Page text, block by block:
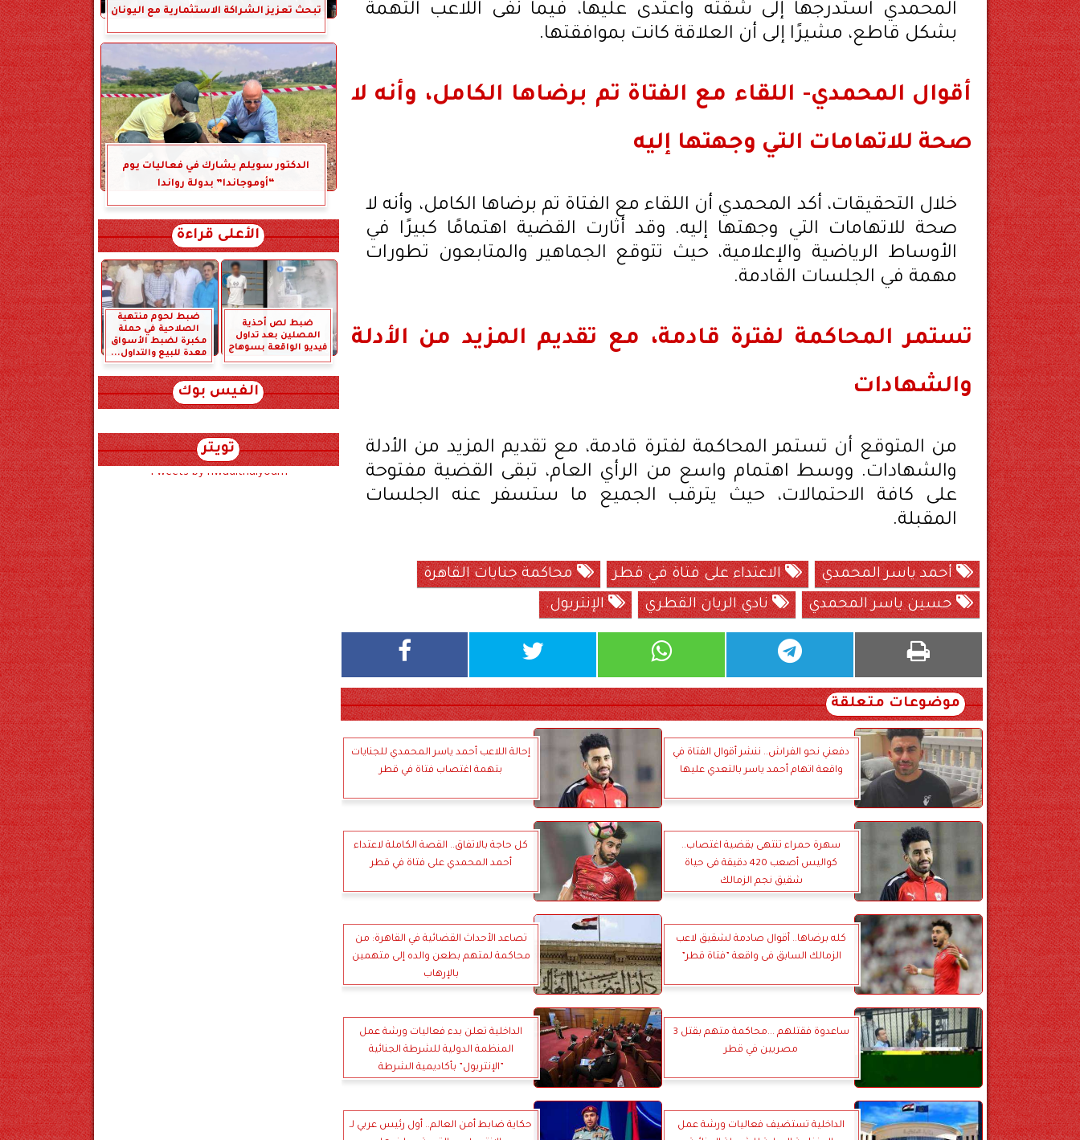
المحمدي استدرجها إلى شقته واعتدى عليها، فيما نفى اللاعب التهمة
بشكل قاطع، مشيرًا إلى أن العلاقة كانت بموافقتها.
أقوال المحمدي- اللقاء مع الفتاة تم برضاها الكامل، وأنه لا
صحة للاتهامات التي وجهتها إليه
خلال التحقيقات، أكد المحمدي أن اللقاء مع الفتاة تم برضاها الكامل، وأنه لا
صحة للاتهامات التي وجهتها إليه. وقد أثارت القضية اهتمامًا كبيرًا في
الأوساط الرياضية والإعلامية، حيث تتوقع الجماهير والمتابعون تطورات
مهمة في الجلسات القادمة.
تستمر المحاكمة لفترة قادمة، مع تقديم المزيد من الأدلة
والشهادات
من المتوقع أن تستمر المحاكمة لفترة قادمة، مع تقديم المزيد من الأدلة
والشهادات. ووسط اهتمام واسع من الرأي العام، تبقى القضية مفتوحة
على كافة الاحتمالات، حيث يترقب الجميع ما ستسفر عنه الجلسات
المقبلة.
أحمد ياسر المحمدي الاعتداء على فتاة في قطر
محاكمة جنايات القاهرة
حسين ياسر المحمدي
نادي الريان القطري الإنتربول.
موضوعات متعلقة
دفعني نحو الفراش.. ننشر أقوال الفتاة في
واقعة اتهام أحمد ياسر بالتعدي عليها
إحالة اللاعب أحمد ياسر المحمدي للجنايات
بتهمة اغتصاب فتاة في قطر
سهرة حمراء تنتهى بقضية اغتصاب..
كواليس أصعب 420 دقيقة فى حياة
شقيق نجم الزمالك
كل حاجة بالاتفاق.. القصة الكاملة لاعتداء
أحمد المحمدي على فتاة في قطر
كله برضاها.. أقوال صادمة لشقيق لاعب
الزمالك السابق فى واقعة ”فتاة قطر”
تصاعد الأحداث القضائية في القاهرة: من
محاكمة لمتهم بطعن والده إلى متهمين
بالإرهاب
ساعدوة فقتلهم ...محاكمة متهم بقتل 3
مصريين في قطر
الداخلية تعلن بدء فعاليات ورشة عمل
المنظمة الدولية للشرطة الجنائية
”الإنتربول” بأكاديمية الشرطة
الداخلية تستضيف فعاليات ورشة عمل
حكاية ضابط أمن العالم.. أول رئيس عربي لـ
تبحث تعزيز الشراكة الاستثمارية مع اليونان
الدكتور سويلم يشارك في فعاليات يوم
“أوموجاندا” بدولة رواندا
الأعلى قراءة
ضبط لص أحذية
المصلين بعد تداول
فيديو الواقعة بسوهاج
ضبط لحوم منتهية
الصلاحية في حملة
مكبرة لضبط الأسواق
معدة للبيع والتداول...
الفيس بوك
تويتر
Tweets by hwadithalyoum